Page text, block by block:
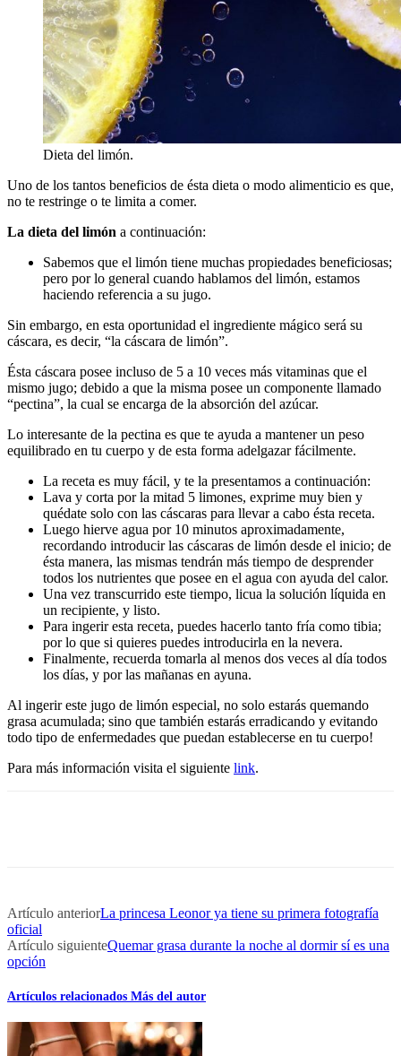
Dieta del limón.
Uno de los tantos beneficios de ésta dieta o modo alimenticio es que,
no te restringe o te limita a comer.
La dieta del limón a continuación:
Sabemos que el limón tiene muchas propiedades beneficiosas;
pero por lo general cuando hablamos del limón, estamos
haciendo referencia a su jugo.
Sin embargo, en esta oportunidad el ingrediente mágico será su
cáscara, es decir, “la cáscara de limón”.
Ésta cáscara posee incluso de 5 a 10 veces más vitaminas que el
mismo jugo; debido a que la misma posee un componente llamado
“pectina”, la cual se encarga de la absorción del azúcar.
Lo interesante de la pectina es que te ayuda a mantener un peso
equilibrado en tu cuerpo y de esta forma adelgazar fácilmente.
La receta es muy fácil, y te la presentamos a continuación:
Lava y corta por la mitad 5 limones, exprime muy bien y
quédate solo con las cáscaras para llevar a cabo ésta receta.
Luego hierve agua por 10 minutos aproximadamente,
recordando introducir las cáscaras de limón desde el inicio; de
ésta manera, las mismas tendrán más tiempo de desprender
todos los nutrientes que posee en el agua con ayuda del calor.
Una vez transcurrido este tiempo, licua la solución líquida en
un recipiente, y listo.
Para ingerir esta receta, puedes hacerlo tanto fría como tibia;
por lo que si quieres puedes introducirla en la nevera.
Finalmente, recuerda tomarla al menos dos veces al día todos
los días, y por las mañanas en ayuna.
Al ingerir este jugo de limón especial, no solo estarás quemando
grasa acumulada; sino que también estarás erradicando y evitando
todo tipo de enfermedades que puedan establecerse en tu cuerpo!
Para más información visita el siguiente link.
Artículo anteriorLa princesa Leonor ya tiene su primera fotografía
oficial
Artículo siguienteQuemar grasa durante la noche al dormir sí es una
opción
Artículos relacionados Más del autor